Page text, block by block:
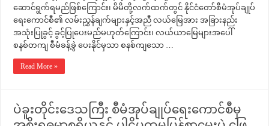
ဆောင်ရွက်ရမည်ဖြစ်ကြောင်း၊ မိမိတို့လက်ထက်တွင် နိုင်ငံတော်စီမံအုပ်ချုပ်
ရေးကောင်စီ၏ လမ်းညွှန်ချက်များနှင့်အညီ လယ်မြေအား အခြားနည်း
အသုံးပြုခွင့် ခွင့်ပြုပေးမည်မဟုတ်ကြောင်း၊ လယ်ယာမြေများအပေါ်
စနစ်တကျ စီမံခန့်ခွဲ ပေးနိုင်မှသာ စနစ်ကျသော …
Read More »
ပဲခူးတိုင်းဒေသကြီး စီမံအုပ်ချုပ်ရေးကောင်စီမှ